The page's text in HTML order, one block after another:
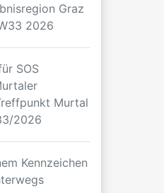
Graz
2026
SOS
Murtal
2026
Kennzeichen